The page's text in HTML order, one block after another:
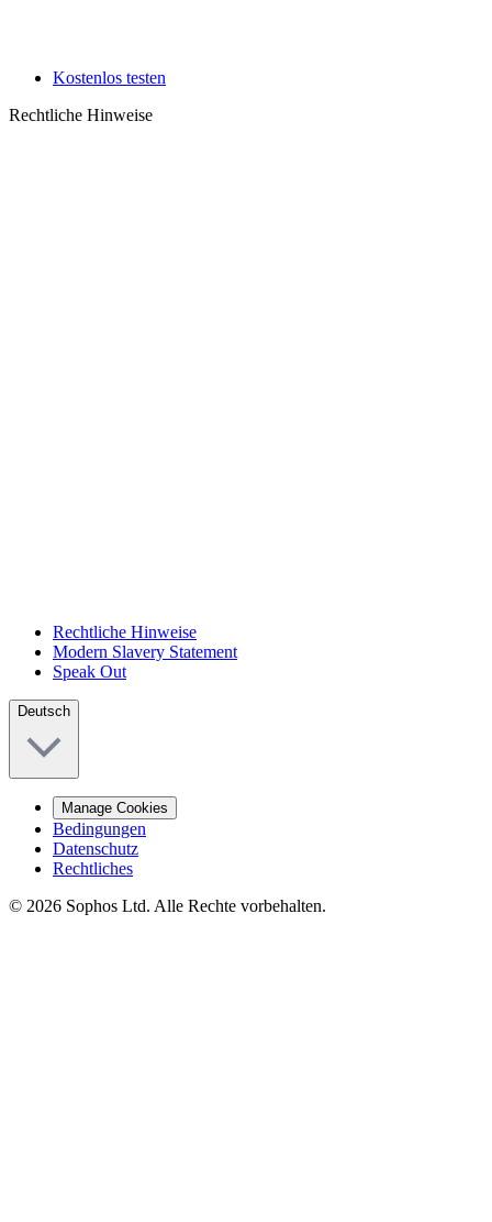
Kostenlos testen
Rechtliche Hinweise
Rechtliche Hinweise
Modern Slavery Statement
Speak Out
Deutsch
Manage Cookies
Bedingungen
Datenschutz
Rechtliches
© 2026 Sophos Ltd. Alle Rechte vorbehalten.